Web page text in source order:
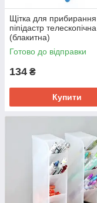
Щітка для
піпідастр телескопічна
(блакитна)
Готово до відправки
134 ₴
Купити